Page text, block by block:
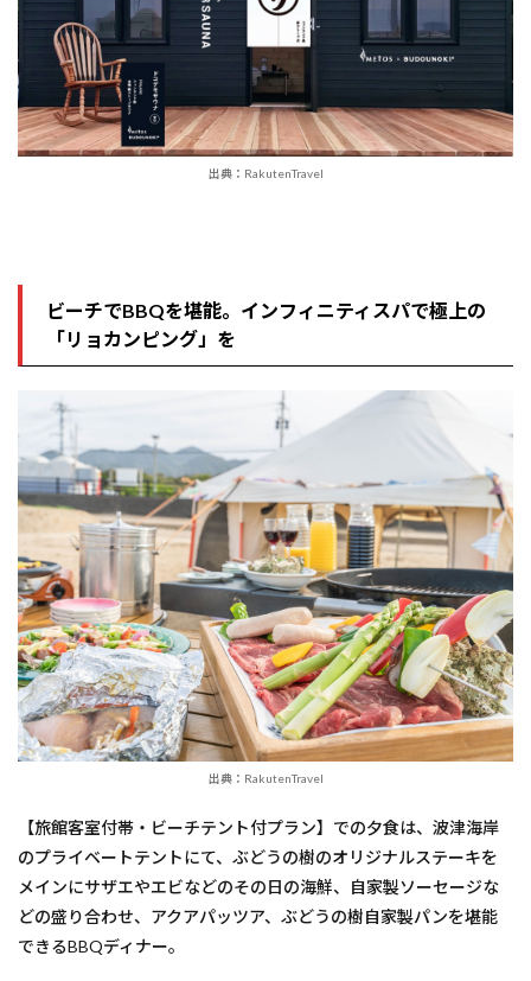
出典：RakutenTravel
ビーチでBBQを堪能。インフィニティスパで極上の
「リョカンピング」を
出典：RakutenTravel
【旅館客室付帯・ビーチテント付プラン】での夕食は、波津海岸
のプライベートテントにて、ぶどうの樹のオリジナルステーキを
メインにサザエやエビなどのその日の海鮮、自家製ソーセージな
どの盛り合わせ、アクアパッツア、ぶどうの樹自家製パンを堪能
できるBBQディナー。